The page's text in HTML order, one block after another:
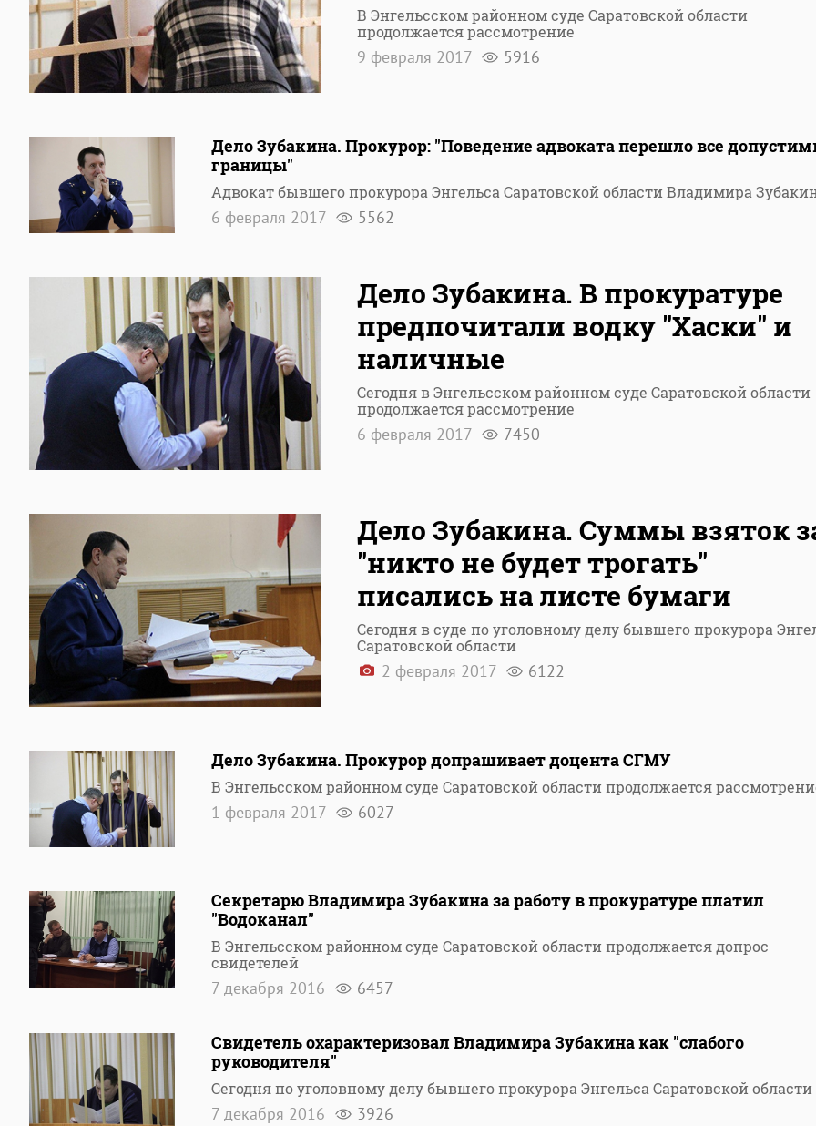
В Энгельсском районном суде Саратовской области
продолжается рассмотрение
9 февраля 2017 5916
Дело Зубакина. Прокурор: "Поведение адвоката перешло все
границы"
Адвокат бывшего прокурора Энгельса Саратовской области Владимира
6 февраля 2017 5562
Дело Зубакина. В прокуратуре
предпочитали водку "Хаски" и
наличные
Сегодня в Энгельсском районном суде Саратовской области
продолжается рассмотрение
6 февраля 2017 7450
Дело Зубакина. Суммы взяток
"никто не будет трогать"
писались на листе бумаги
Сегодня в суде по уголовному делу бывшего прокурора
Саратовской области
2 февраля 2017 6122
Дело Зубакина. Прокурор допрашивает доцента СГМУ
В Энгельсском районном суде Саратовской области продолжается
1 февраля 2017 6027
Секретарю Владимира Зубакина за работу в прокуратуре платил
"Водоканал"
В Энгельсском районном суде Саратовской области продолжается допрос
свидетелей
7 декабря 2016 6457
Свидетель охарактеризовал Владимира Зубакина как "слабого
руководителя"
Сегодня по уголовному делу бывшего прокурора Энгельса Саратовской области
7 декабря 2016 3926